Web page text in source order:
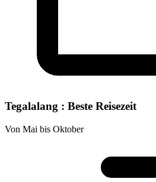
Tegalalang : Beste Reisezeit
Von Mai bis Oktober